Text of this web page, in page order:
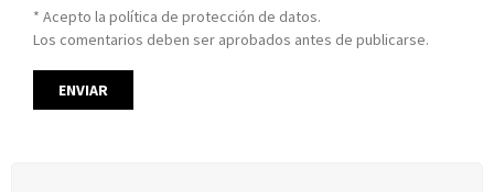
* Acepto la política de protección de datos.
Los comentarios deben ser aprobados antes de publicarse.